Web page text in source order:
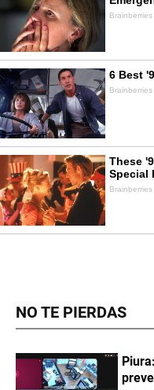
NO TE PIERDAS